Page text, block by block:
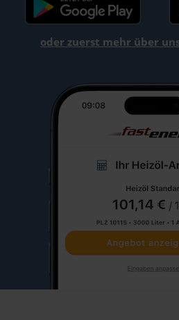
oder zuerst mehr über